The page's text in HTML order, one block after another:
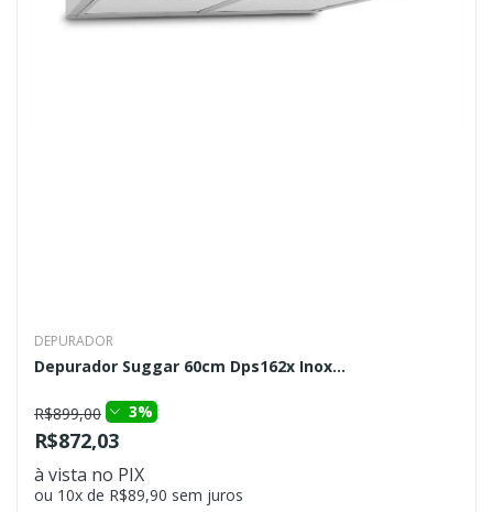
DEPURADOR
Depurador Suggar 60cm Dps162x Inox...
R$899,00 3%
R$872,03
à vista no PIX
ou 10x de R$89,90 sem juros